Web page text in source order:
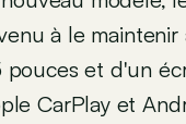
à le
et d'un
CarPlay et